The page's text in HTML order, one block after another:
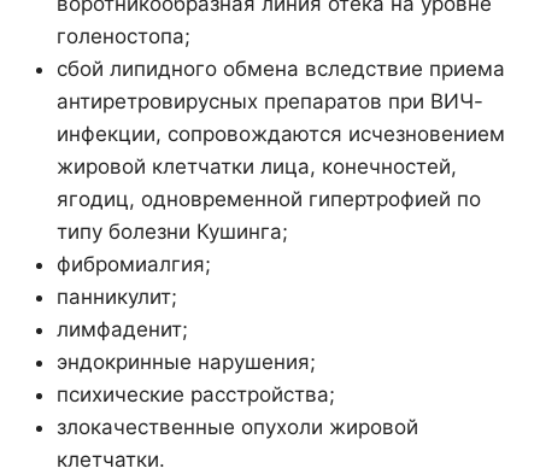
голеностопа;
сбой липидного обмена вследствие приема
антиретровирусных препаратов при ВИЧ-
инфекции, сопровождаются исчезновением
жировой клетчатки лица, конечностей,
ягодиц, одновременной гипертрофией по
типу болезни Кушинга;
фибромиалгия;
панникулит;
лимфаденит;
эндокринные нарушения;
психические расстройства;
злокачественные опухоли жировой
клетчатки.